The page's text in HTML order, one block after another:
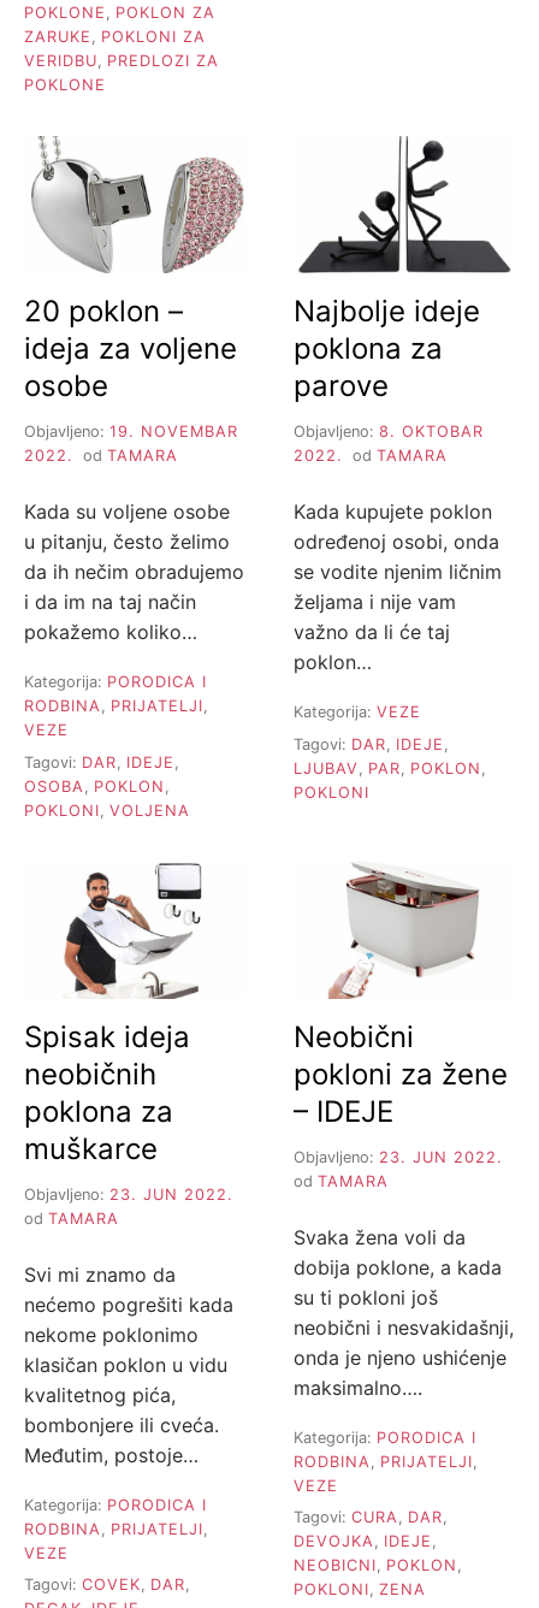
POKLONE , POKLON ZA
ZARUKE , POKLONI ZA
VERIDBU, PREDLOZI ZA
POKLONE
20 poklon –
ideja za voljene
osobe
Objavljeno: 19. NOVEMBAR
2022.
od TAMARA
Kada su voljene osobe
u pitanju, često želimo
da ih nečim obradujemo
i da im na taj način
pokažemo koliko…
Kategorija: PORODICA I
RODBINA, PRIJATELJI,
VEZE
Tagovi: DAR IDEJE
OSOBA
POKLON
POKLONI VOLJENA
Najbolje ideje
poklona za
parove
Objavljeno: 8. OKTOBAR
2022.
od TAMARA
Kada kupujete poklon
određenoj osobi, onda
se vodite njenim ličnim
željama i nije vam
važno da li će taj
poklon…
Kategorija: VEZE
Tagovi: DAR IDEJE
LJUBAV
PAR POKLON
POKLONI
Spisak ideja
neobičnih
poklona za
muškarce
Objavljeno: 23. JUN 2022.
od TAMARA
Svi mi znamo da
nećemo pogrešiti kada
nekome poklonimo
klasičan poklon u vidu
kvalitetnog pića,
bombonjere ili cveća.
Međutim, postoje…
Kategorija: PORODICA I
RODBINA
PRIJATELJI
VEZE
Tagovi: COVEK, DAR,
Neobični
pokloni za žene
– IDEJE
Objavljeno: 23. JUN 2022.
od TAMARA
Svaka žena voli da
dobija poklone, a kada
su ti pokloni još
neobični i nesvakidašnji,
onda je njeno ushićenje
maksimalno….
Kategorija: PORODICA I
RODBINA
PRIJATELJI
VEZE
Tagovi: CURA, DAR,
DEVOJKA, IDEJE ,
NEOBICNI, POKLON ,
POKLONI, ZENA